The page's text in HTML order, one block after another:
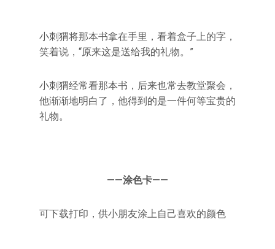
小刺猬将那本书拿在手里，看着盒子上的字，
笑着说，“原来这是送给我的礼物。”
小刺猬经常看那本书，后来也常去教堂聚会，
他渐渐地明白了，他得到的是一件何等宝贵的
礼物。
——涂色卡——
可下载打印，供小朋友涂上自己喜欢的颜色